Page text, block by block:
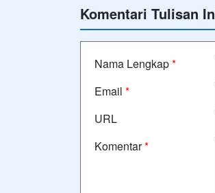
Komentari Tulisan
Nama Lengkap*
Email *
URL
Komentar*